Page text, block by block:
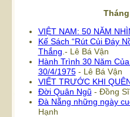
VIỆT NAM: 50 NĂM
Kế Sách “Rút Củi Đáy
Thắng .- Lê Bá Vận
Hành Trình 30 Năm
30/4/1975- Lê Bá Vận
VIẾT TRƯỚC KHI
Đời Quân Ngũ - Đồng
Đà Nẵng những ngày
Hạnh